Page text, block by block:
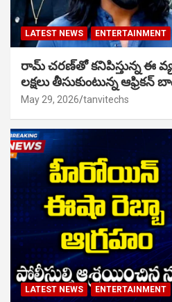
LATEST NEWS ENTERTAINMENT
రామ్ చరణ్‌తో కనిపిస్తున్న ఈ
లక్షలు తీసుకుంటున్న
May 29, 2026 tanvitechs
LATEST NEWS ENTERTAINMENT